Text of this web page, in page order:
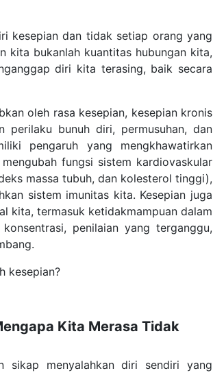
dan tidak setiap orang yang
kita bukanlah kuantitas hubungan kita,
diri kita terasing, baik secara
oleh rasa kesepian, kesepian kronis
bunuh diri, permusuhan, dan
pengaruh yang mengkhawatirkan
fungsi sistem kardiovaskular
massa tubuh, dan kolesterol tinggi),
sistem imunitas kita. Kesepian juga
kita, termasuk ketidakmampuan dalam
penilaian yang terganggu,
kesepian?
Kita Merasa Tidak
sikap menyalahkan diri sendiri yang